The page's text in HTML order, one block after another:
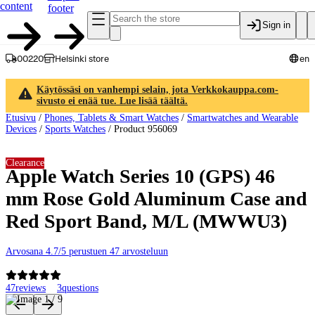
content
footer
Sign in
00220 Helsinki store en
Käytössäsi on vanhempi selain, jota Verkkokauppa.com-
sivusto ei enää tue. Lue lisää täältä.
Etusivu / Phones, Tablets & Smart Watches / Smartwatches and Wearable
Devices / Sports Watches / Product 956069
Apple Watch Series 10 (GPS) 46
mm Rose Gold Aluminum Case and
Red Sport Band, M/L (MWWU3)
Arvosana 4.7/5 perustuen 47 arvosteluun
47reviews 3questions
Clearance